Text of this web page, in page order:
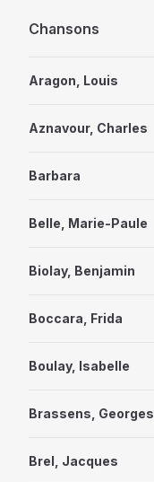
Skip to content
Chansons
Aragon, Louis
Aznavour, Charles
Barbara
Belle, Marie-Paule
Biolay, Benjamin
Boccara, Frida
Boulay, Isabelle
Brassens, Georges
Brel, Jacques